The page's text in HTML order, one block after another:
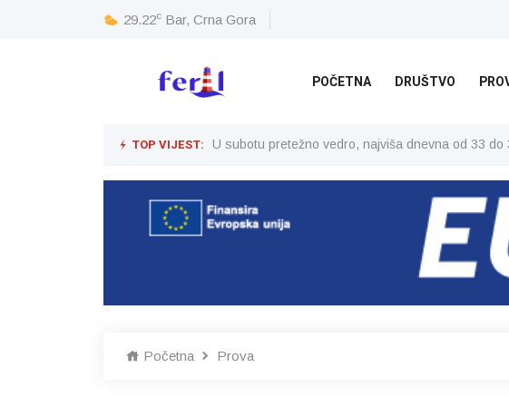
29.22c Bar, Crna Gora
POČETNA DRUŠTVO
TOP VIJEST: U subotu pretežno vedro, najviša dnevna od 33 do
Početna Prova